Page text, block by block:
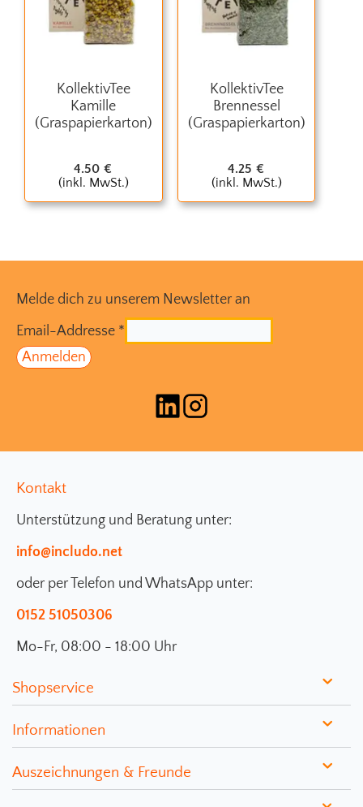
KollektivTee
Kamille
(Graspapierkarton)
4.50 €
(inkl. MwSt.)
KollektivTee
Brennessel
(Graspapierkarton)
4.25 €
(inkl. MwSt.)
Melde dich zu unserem Newsletter an
Email-Addresse *
Kontakt
Unterstützung und Beratung unter:
info@includo.net
oder per Telefon und WhatsApp unter:
0152 51050306
Mo-Fr, 08:00 - 18:00 Uhr
Shopservice
Informationen
Auszeichnungen & Freunde